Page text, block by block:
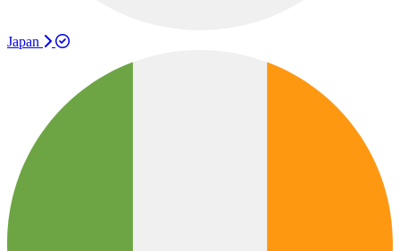
Japan